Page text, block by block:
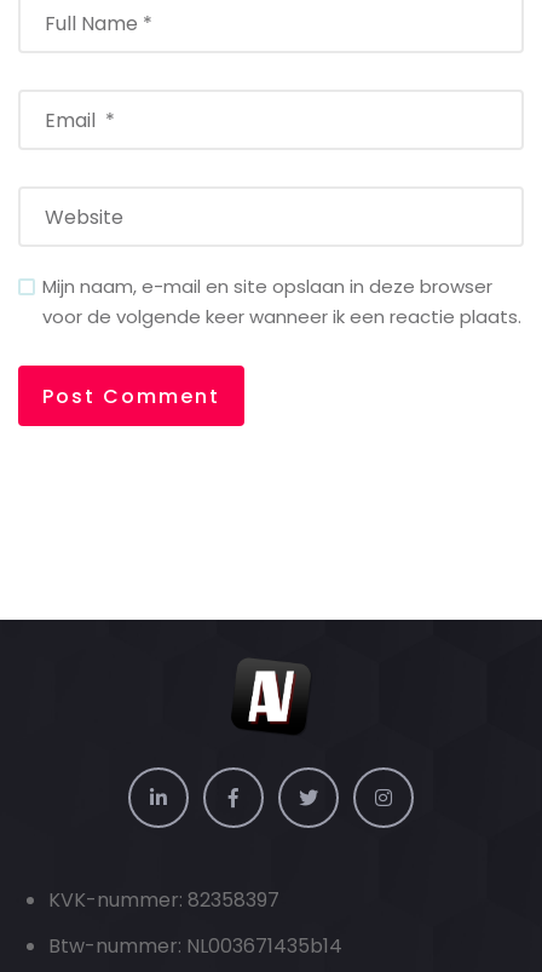
Mijn naam, e-mail en site opslaan in deze browser
voor de volgende keer wanneer ik een reactie plaats.
KVK-nummer: 82358397
Btw-nummer: NL003671435b14